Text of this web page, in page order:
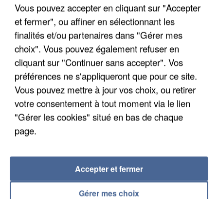
UN SECOND CADRE DE LA DZ MAFIA
INTERPELLÉ EN ALGÉRIE
Vous pouvez accepter en cliquant sur "Accepter
et fermer", ou affiner en sélectionnant les
finalités et/ou partenaires dans "Gérer mes
choix". Vous pouvez également refuser en
cliquant sur "Continuer sans accepter". Vos
préférences ne s'appliqueront que pour ce site.
Vous pouvez mettre à jour vos choix, ou retirer
votre consentement à tout moment via le lien
"Gérer les cookies" situé en bas de chaque
page.
Gérer mes choix
Accepter et fermer